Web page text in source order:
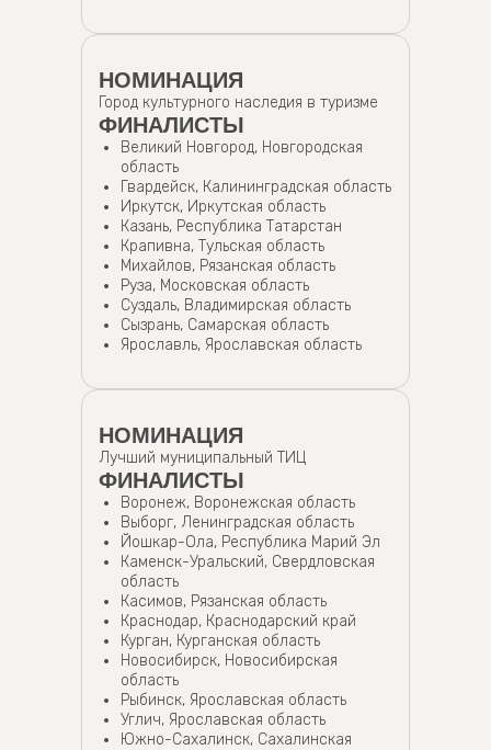
НОМИНАЦИЯ
Город культурного наследия в туризме
ФИНАЛИСТЫ
Великий Новгород, Новгородская
область
Гвардейск, Калининградская область
Иркутск, Иркутская область
Казань, Республика Татарстан
Крапивна, Тульская область
Михайлов, Рязанская область
Руза, Московская область
Суздаль, Владимирская область
Сызрань, Самарская область
Ярославль, Ярославская область
НОМИНАЦИЯ
Лучший муниципальный ТИЦ
ФИНАЛИСТЫ
Воронеж, Воронежская область
Выборг, Ленинградская область
Йошкар-Ола, Республика Марий Эл
Каменск-Уральский, Свердловская
область
Касимов, Рязанская область
Краснодар, Краснодарский край
Курган, Курганская область
Новосибирск, Новосибирская
область
Рыбинск, Ярославская область
Углич, Ярославская область
Южно-Сахалинск, Сахалинская